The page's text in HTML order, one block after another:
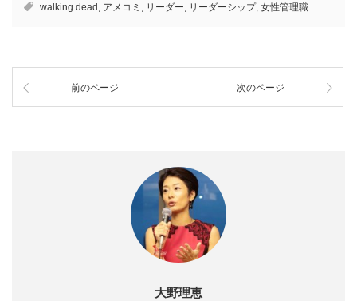
walking dead アメコミ リーダー リーダーシップ, 女性管理職
前のページ 次のページ
大野理恵